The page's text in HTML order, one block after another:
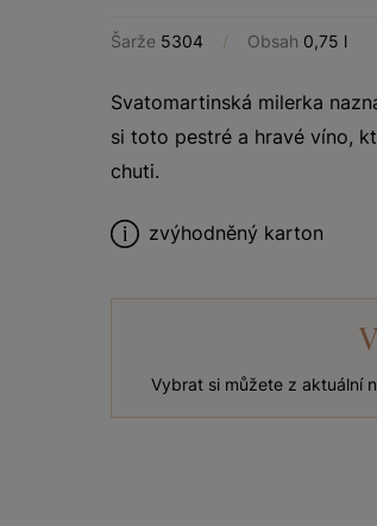
Šarže 5304 / Obsah 0,75 l
Svatomartinská milerka
si toto pestré a hravé víno,
chuti.
zvýhodněný karton
Vybrat si můžete z aktuální